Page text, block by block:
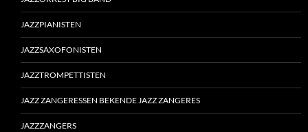
JAZZPIANISTEN
JAZZSAXOFONISTEN
JAZZTROMPETTISTEN
JAZZ ZANGERESSEN BEKENDE JAZZ ZANGERES
JAZZZANGERS